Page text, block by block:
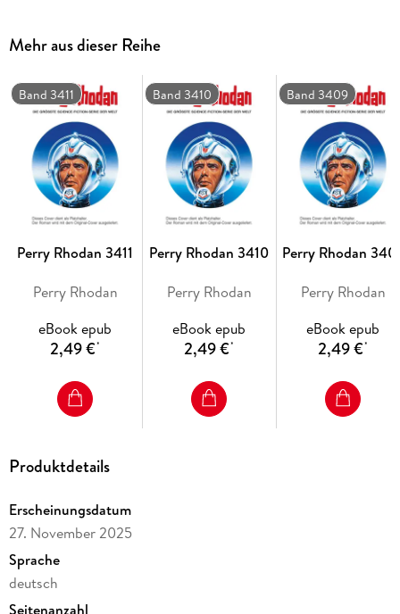
PHOENIX ist derzeit aber unter dem Kommando von
Reginald Bull auf der Suche nach dem Mausbiber Gucky und
Auf der Erde wird durch ein Versehen ein hypermagnetischer
Puls ausgelöst, der überall, wo er eintrifft, Reproiden aktiviert
- Metallkonstruktionen, die Materie zu Kopien ihrer selbst
umwandeln. Nachdem die Gefahr im Solsystem vorläufig
eingedämmt worden ist, machen sich ­Einsatzteams daran,
Auf dem Planeten Shoyn gelingt das einem Team um Perry
Mehr aus dieser Reihe
Band 3411
Perry Rhodan 3411
Perry Rhodan
eBook epub
2,49 €*
Band 3410
Perry Rhodan 3410
Perry Rhodan
eBook epub
2,49 €*
Band 3409
Perry Rhodan
Perry Rhodan
eBook epub
2,49 €*
Produktdetails
Erscheinungsdatum
27. November 2025
Sprache
deutsch
Seitenanzahl